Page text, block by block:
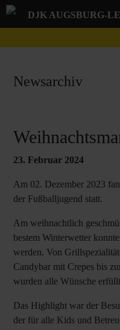
Newsarchiv
23. Februar 2024
Am 02. Dezember 2023
der Fußballjugend statt.
Am weihnachtlich
bestem Winterwetter
werden. Von
Candybar mit Crepes bis
wurden alle Wünsche
Das Highlight war der
der für alle Kids und
DJK AUGSBURG-